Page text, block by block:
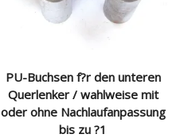
PU-Buchsen f?r den unteren
Querlenker / wahlweise mit
oder ohne Nachlaufanpassung
bis zu ?1